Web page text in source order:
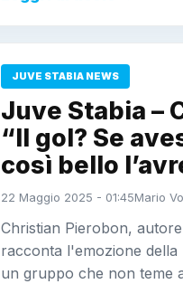
JUVE STABIA NEWS
Juve Stabia –
“Il gol? Se
così bello
22 Maggio 2025 - 01:45Mario
Christian Pierobon,
racconta l'emozione
un gruppo che non teme